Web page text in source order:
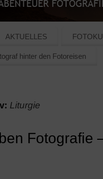
AKTUELLES
hinter den Fotoreisen
Liturgie
Fotografie